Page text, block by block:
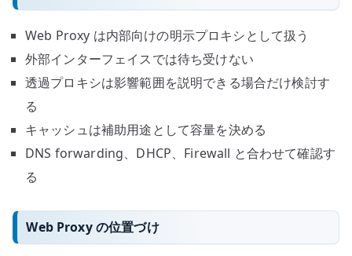
Web Proxy は内部向けの明示プロキシとして扱う
外部インターフェイスでは待ち受けない
透過プロキシは影響範囲を説明できる場合だけ検討す
る
キャッシュは補助用途として容量を決める
DNS forwarding、DHCP、Firewall と合わせて確認す
る
Web Proxy の位置づけ